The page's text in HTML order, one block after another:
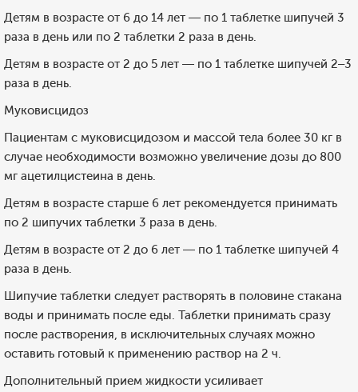
Детям в возрасте от 6 до 14 лет — по 1 таблетке шипучей 3
раза в день или по 2 таблетки 2 раза в день.
Детям в возрасте от 2 до 5 лет — по 1 таблетке шипучей 2–3
раза в день.
Муковисцидоз
Пациентам с муковисцидозом и массой тела более 30 кг в
случае необходимости возможно увеличение дозы до 800
мг ацетилцистеина в день.
Детям в возрасте старше 6 лет рекомендуется принимать
по 2 шипучих таблетки 3 раза в день.
Детям в возрасте от 2 до 6 лет — по 1 таблетке шипучей 4
раза в день.
Шипучие таблетки следует растворять в половине стакана
воды и принимать после еды. Таблетки принимать сразу
после растворения, в исключительных случаях можно
оставить готовый к применению раствор на 2 ч.
Дополнительный прием жидкости усиливает